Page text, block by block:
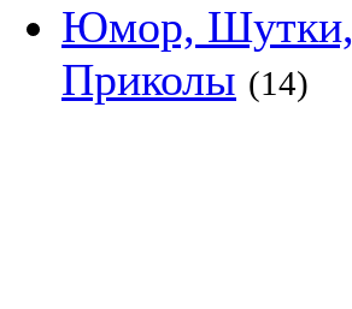
Юмор, Шутки,
Приколы (14)